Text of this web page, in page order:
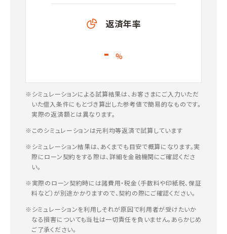
返済年率
- %
※シミュレーションによる試算結果は、お客さまにご入力いただ
いた借入条件にもとづき算出した参考値で簡易的なものです。
実際の返済額とは異なります。
※このシミュレーションは元利均等返済で試算しています
※シミュレーション結果は、あくまでも目安で概算になります。実
際にローン契約をする際は、詳細を金融機関にご確認くださ
い。
※実際のローン契約時には諸費用・税金（手数料や印紙税、保証
料など）が別途かかりますので、契約の際にご確認ください。
※シミュレーションを利用しそれが原因で利用者が受けたいか
なる損害についても当社は一切責任を負いません。あらかじめ
ご了承ください。